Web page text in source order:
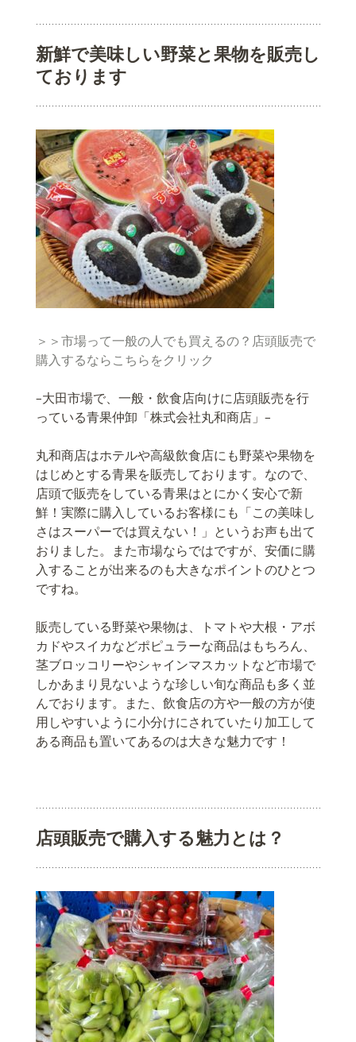
新鮮で美味しい野菜と果物を販売し
ております
＞＞市場って一般の人でも買えるの？店頭販売で
購入するならこちらをクリック
–大田市場で、一般・飲食店向けに店頭販売を行
っている青果仲卸「株式会社丸和商店」–
丸和商店はホテルや高級飲食店にも野菜や果物を
はじめとする青果を販売しております。なので、
店頭で販売をしている青果はとにかく安心で新
鮮！実際に購入しているお客様にも「この美味し
さはスーパーでは買えない！」というお声も出て
おりました。また市場ならではですが、安価に購
入することが出来るのも大きなポイントのひとつ
ですね。
販売している野菜や果物は、トマトや大根・アボ
カドやスイカなどポピュラーな商品はもちろん、
茎ブロッコリーやシャインマスカットなど市場で
しかあまり見ないような珍しい旬な商品も多く並
んでおります。また、飲食店の方や一般の方が使
用しやすいように小分けにされていたり加工して
ある商品も置いてあるのは大きな魅力です！
店頭販売で購入する魅力とは？